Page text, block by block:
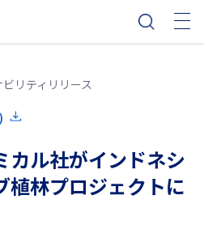
リティリリース
カル社がインドネシ
植林プロジェクトに